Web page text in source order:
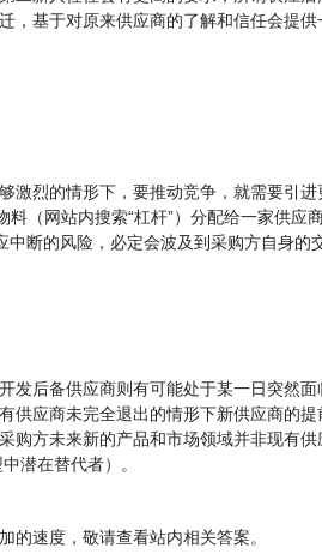
，基于对原来供应商的了解和信任会提供
激烈的情形下，要推动竞争，就需要引进
（网站内搜索“杠杆”）分配给一家供应
断的风险，必定会波及到采购方自身的
发后备供应商则有可能处于某一日突然面
供应商未完全退出的情形下新供应商的
购方未来新的产品和市场领域并非现有
潜在替代者）。
速度，敬请查看站内相关答案。